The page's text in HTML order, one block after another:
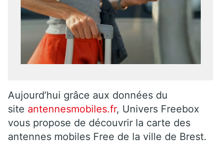
Aujourd’hui grâce aux données du
site antennesmobiles.fr, Univers Freebox
vous propose de découvrir la carte des
antennes mobiles Free de la ville de Brest.